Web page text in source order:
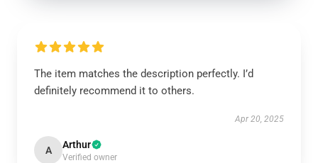
The item matches the description perfectly. I’d
definitely recommend it to others.
Apr 20, 2025
A Arthur
Verified owner